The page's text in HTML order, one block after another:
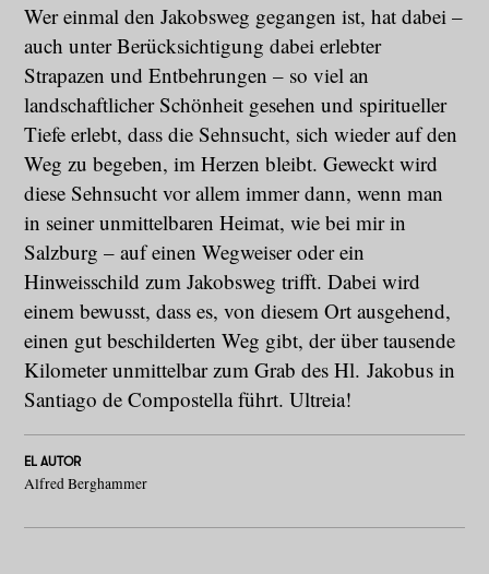
Wer einmal den Jakobsweg gegangen ist, hat dabei –
auch unter Berücksichtigung dabei erlebter
Strapazen und Entbehrungen – so viel an
landschaftlicher Schönheit gesehen und spiritueller
Tiefe erlebt, dass die Sehnsucht, sich wieder auf den
Weg zu begeben, im Herzen bleibt. Geweckt wird
diese Sehnsucht vor allem immer dann, wenn man
in seiner unmittelbaren Heimat, wie bei mir in
Salzburg – auf einen Wegweiser oder ein
Hinweisschild zum Jakobsweg trifft. Dabei wird
einem bewusst, dass es, von diesem Ort ausgehend,
einen gut beschilderten Weg gibt, der über tausende
Kilometer unmittelbar zum Grab des Hl. Jakobus in
Santiago de Compostella führt. Ultreia!
EL AUTOR
Alfred Berghammer